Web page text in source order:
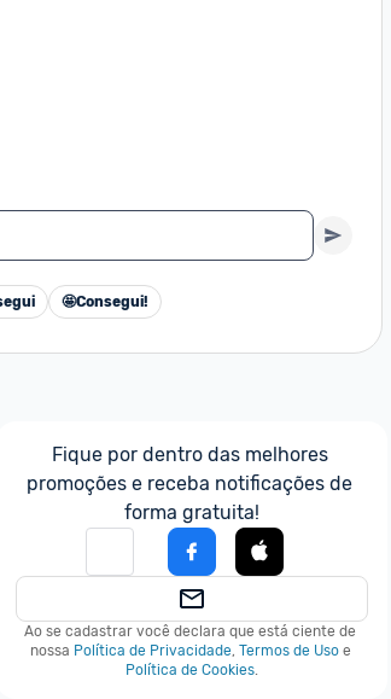
🤩Consegui!
Fique por dentro das melhores
promoções e receba notificações de
forma gratuita!
Ao se cadastrar você declara que está ciente de
nossa Política de Privacidade, Termos de Uso e
Política de Cookies.